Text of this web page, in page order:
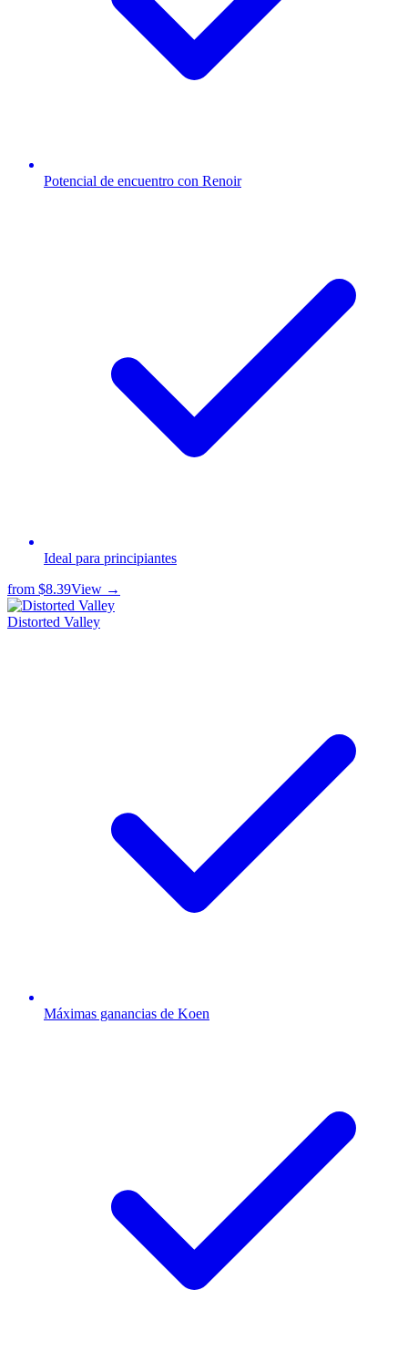
Potencial de encuentro con Renoir
Ideal para principiantes
from $8.39View →
Distorted Valley
Máximas ganancias de Koen